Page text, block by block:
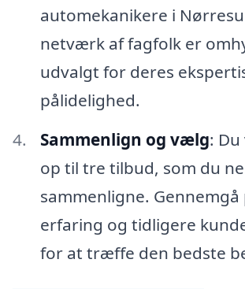
automekanikere i
netværk af fagfolk er
udvalgt for deres
pålidelighed.
Sammenlign og vælg:
op til tre tilbud, som du
sammenligne. Gennemgå
erfaring og tidligere
for at træffe den bedste